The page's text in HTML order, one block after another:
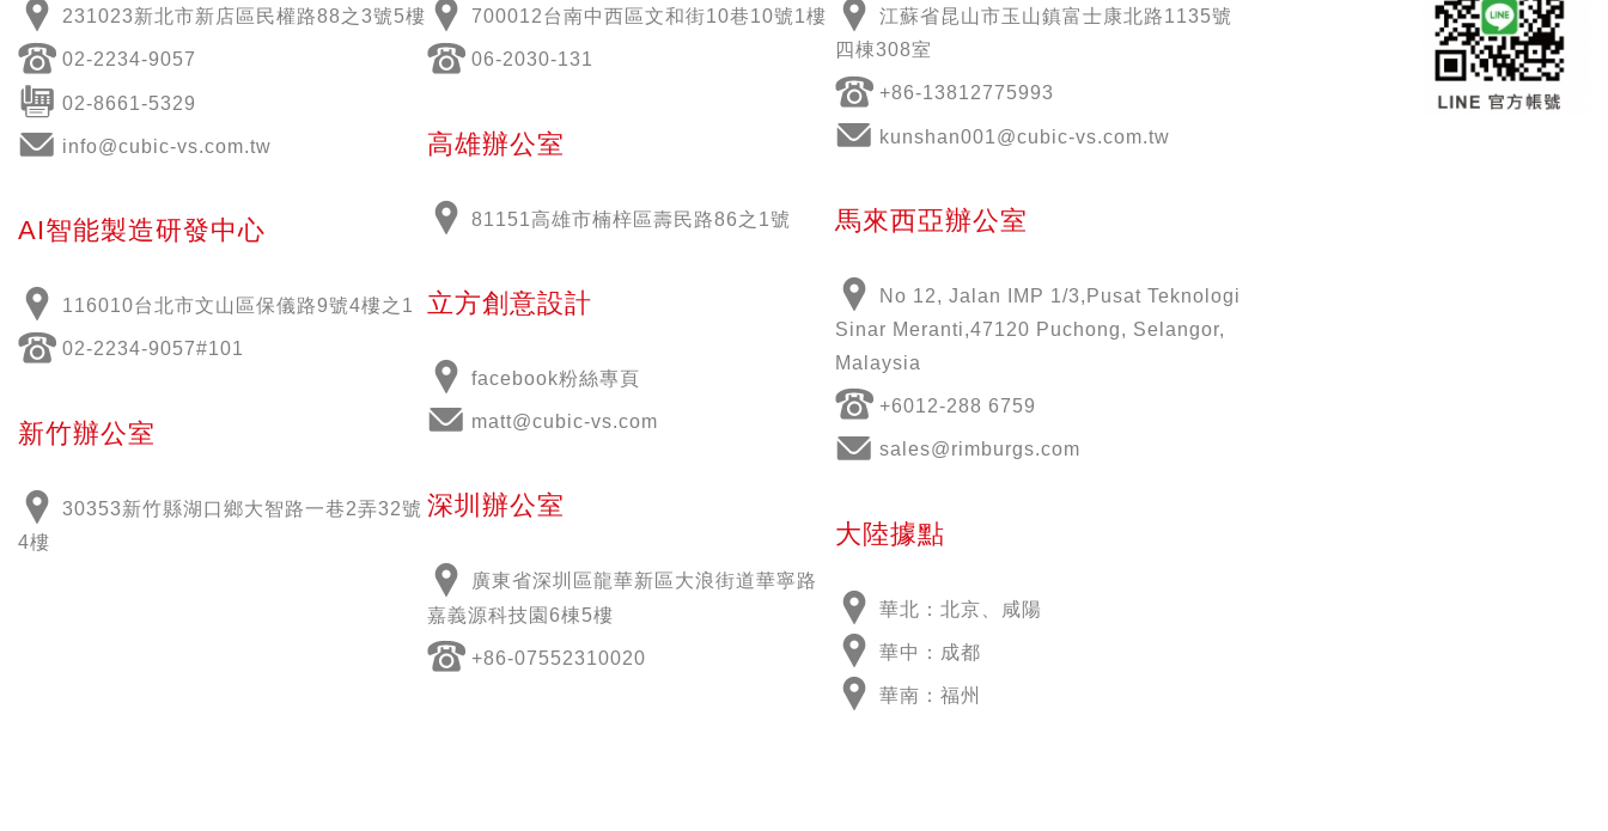
231023新北市新店區民權路88之3號5樓
02-2234-9057
02-8661-5329
info@cubic-vs.com.tw
AI智能製造研發中心
116010台北市文山區保儀路9號4樓之1
02-2234-9057#101
新竹辦公室
30353新竹縣湖口鄉大智路一巷2弄32號
4樓
700012台南中西區文和街10巷10號1樓
06-2030-131
高雄辦公室
81151高雄市楠梓區壽民路86之1號
立方創意設計
facebook粉絲專頁
matt@cubic-vs.com
深圳辦公室
廣東省深圳區龍華新區大浪街道華寧路
嘉義源科技園6棟5樓
+86-07552310020
江蘇省昆山市玉山鎮富士康北路1135號
四棟308室
+86-13812775993
kunshan001@cubic-vs.com.tw
馬來西亞辦公室
No 12, Jalan IMP 1/3,Pusat Teknologi
Sinar Meranti,47120 Puchong, Selangor,
Malaysia
+6012-288 6759
sales@rimburgs.com
大陸據點
華北：北京、咸陽
華中：成都
華南：福州